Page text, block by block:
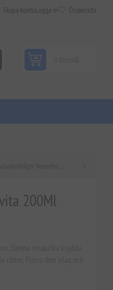
Skapa kontoLogga in Önskelista
200Ml